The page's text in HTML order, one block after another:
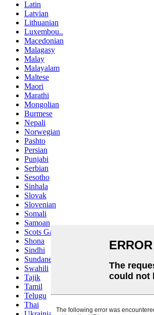
Latin
Latvian
Lithuanian
Luxembou..
Macedonian
Malagasy
Malay
Malayalam
Maltese
Maori
Marathi
Mongolian
Burmese
Nepali
Norwegian
Pashto
Persian
Punjabi
Serbian
Sesotho
Sinhala
Slovak
Slovenian
Somali
Samoan
Scots Gaelic
Shona
Sindhi
Sundanese
Swahili
Tajik
Tamil
Telugu
Thai